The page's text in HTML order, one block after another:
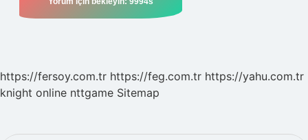
https://fersoy.com.tr https://feg.com.tr https://yahu.com.tr
knight online nttgame Sitemap